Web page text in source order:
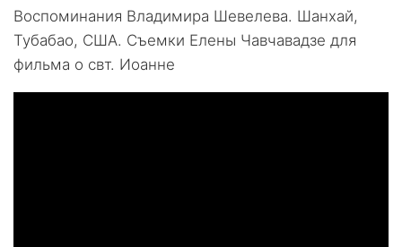
Воспоминания Владимира Шевелева. Шанхай,
Тубабао, США. Съемки Елены Чавчавадзе для
фильма о свт. Иоанне